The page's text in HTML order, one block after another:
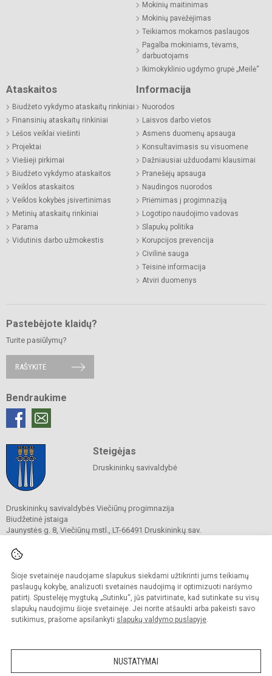
Šioje svetainėje naudojame slapukus siekdami užtikrinti jums teikiamų
paslaugų kokybę, analizuoti svetainės naudojimą ir optimizuoti naršymo
patirtį. Spustelėję mygtuką „Sutinku“, jūs patvirtinate, kad sutinkate su visų
slapukų naudojimu šioje svetainėje. Jei norite atšaukti arba pakeisti savo
sutikimus, prašome apsilankyti slapukų valdymo puslapyje.
NUSTATYMAI
Mokinių maitinimas
Mokinių pavėžėjimas
Teikiamos mokamos paslaugos
Pagalba mokiniams, tėvams,
darbuotojams
Ikimokyklinio ugdymo grupė „Meilė“
Ataskaitos
Biudžeto vykdymo ataskaitų rinkiniai
Finansinių ataskaitų rinkiniai
Lėšos veiklai viešinti
Projektai
Viešieji pirkimai
Biudžeto vykdymo ataskaitos
Veiklos ataskaitos
Veiklos kokybės įsivertinimas
Metinių ataskaitų rinkiniai
Parama
Vidutinis darbo užmokestis
Informacija
Nuorodos
Laisvos darbo vietos
Asmens duomenų apsauga
Konsultavimasis su visuomene
Dažniausiai užduodami klausimai
Pranešėjų apsauga
Naudingos nuorodos
Priėmimas į progimnaziją
Logotipo naudojimo vadovas
Slapukų politika
Korupcijos prevencija
Civilinė sauga
Teisinė informacija
Atviri duomenys
Pastebėjote klaidų?
Turite pasiūlymų?
RAŠYKITE
Bendraukime
Steigėjas
Druskininkų savivaldybė
Druskininkų savivaldybės Viečiūnų progimnazija
Biudžetinė įstaiga
Jaunystės g. 8, Viečiūnų mstl., LT-66491 Druskininkų sav.
El. p.
Duomenys kaupiami ir saugomi
Juridinių asmenų registre
Įstaigos kodas 190108418
El. pristatymo dėžutės adresas 190108418
Kopijuoti turinį be raštiško progimnazijos sutikimo griežtai draudžiama.
Prieinamumo paraiška Slapukų valdymas